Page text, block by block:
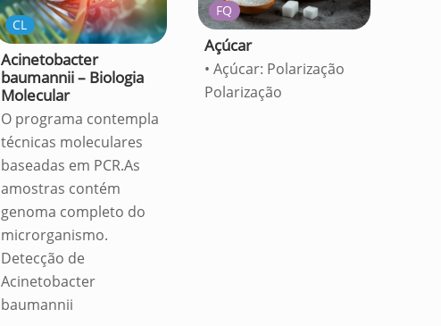
CL
Acinetobacter
baumannii – Biologia
Molecular
O programa contempla
técnicas moleculares
baseadas em PCR.As
amostras contém
genoma completo do
microrganismo.
Detecção de
Acinetobacter
baumannii
FQ
Açúcar
• Açúcar: Polarização
Polarização